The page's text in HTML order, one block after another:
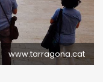
www.tarragona.cat